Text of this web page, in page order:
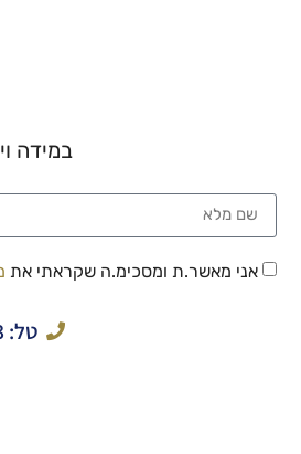
במידה
אני מאשר.ת ומסכימ.ה שקראתי את
טל: 048555573